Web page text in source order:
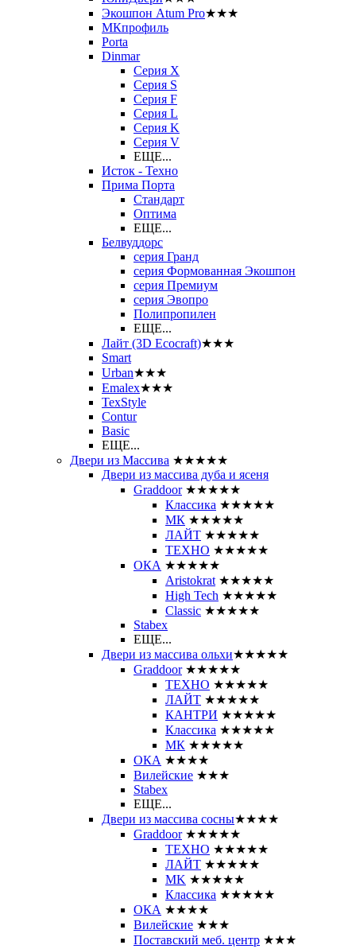
Экошпон Atum Pro★★★
МКпрофиль
Porta
Dinmar
Серия X
Серия S
Серия F
Серия L
Серия K
Серия V
ЕЩЕ...
Исток - Техно
Прима Порта
Стандарт
Оптима
ЕЩЕ...
Белвуддорс
серия Гранд
серия Формованная Экошпон
серия Премиум
серия Эвопро
Полипропилен
ЕЩЕ...
Лайт (3D Ecocraft)★★★
Smart
Urban★★★
Emalex★★★
TexStyle
Contur
Basic
ЕЩЕ...
Двери из Массива ★★★★★
Двери из массива дуба и ясеня
Graddoor ★★★★★
Классика ★★★★★
МК ★★★★★
ЛАЙТ ★★★★★
ТЕХНО ★★★★★
ОКА ★★★★★
Aristokrat ★★★★★
High Tech ★★★★★
Classic ★★★★★
Stabex
ЕЩЕ...
Двери из массива ольхи★★★★★
Graddoor ★★★★★
ТЕХНО ★★★★★
ЛАЙТ ★★★★★
КАНТРИ ★★★★★
Классика ★★★★★
МК ★★★★★
ОКА ★★★★
Вилейские ★★★
Stabex
ЕЩЕ...
Двери из массива сосны★★★★
Graddoor ★★★★★
ТЕХНО ★★★★★
ЛАЙТ ★★★★★
MK ★★★★★
Классика ★★★★★
ОКА ★★★★
Вилейские ★★★
Поставский меб. центр ★★★